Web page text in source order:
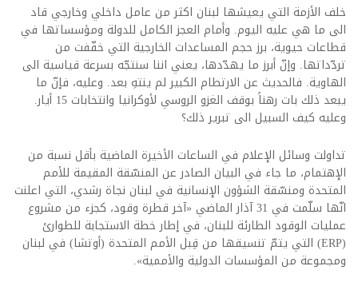
خلف الأزمة التي يعيشها لبنان اكثر من عامل داخلي وخارجي قاد
الى ما هي عليه اليوم. وأمام العجز الكامل للدولة ومؤسساتها في
قطاعات حيوية، برز حجم المساعدات الخارجية التي خفّفت من
تردّداتها. وإنّ أبرز ما يهدّدها، يعني اننا سنتجّه بسرعة قياسية الى
الهاوية. فالحديث عن الارتطام الكبير لم ينتهِ بعد. وعليه، فإنّ ما
يبعد ذلك بات رهناً بوقف الغزو الروسي لأوكرانيا وانتخابات 15 أيار.
وعليه كيف السبيل الى تبرير ذلك؟
تداولت وسائل الإعلام في الساعات الأخيرة الماضية بأقل نسبة من
الإهتمام، ما جاء في البيان الصادر عن المنسّقة المقيمة للأمم
المتحدة ومنسّقة الشؤون الإنسانية في لبنان نجاة رشدي، التي اعلنت
انّها سلّمت في 31 آذار الماضي «آخر قطرة وقود، كجزء من مشروع
عمليات الوقود الطارئة للبنان، في إطار خطة الاستجابة للطوارئ
(ERP) التي يتمّ تنسيقها من قِبل الأمم المتحدة (أوتشا) في لبنان
ومجموعة من المؤسسات الدولية والأممية».